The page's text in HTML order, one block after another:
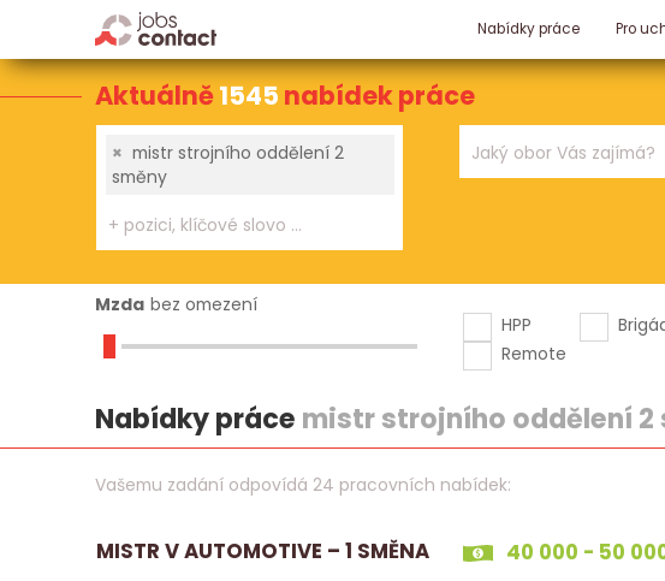
Nabídky práce Pro
Aktuálně1545 nabídek práce
× mistr strojního oddělení 2
směny
Mzda bez omezení
HPP
Remote
Nabídky práce mistr strojního oddělení 2
Vašemu zadání odpovídá 24 pracovních nabídek:
MISTR V AUTOMOTIVE – 1 SMĚNA 40 000 - 50